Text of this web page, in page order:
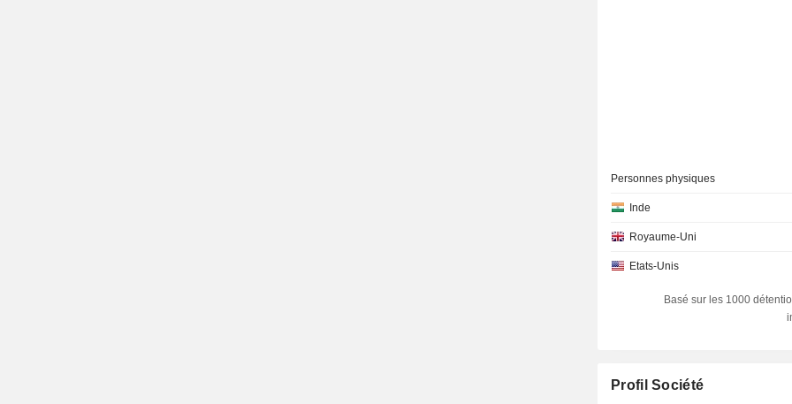
Personnes physiques
Inde
Royaume-Uni
Etats-Unis
Basé sur les 1000
Profil Société